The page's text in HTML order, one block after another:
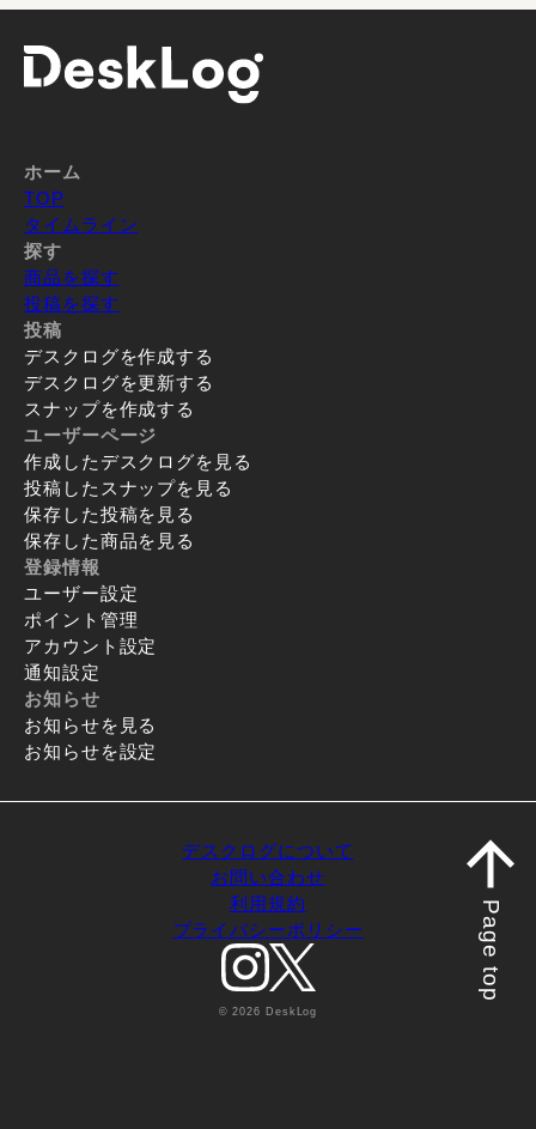
ホーム
TOP
タイムライン
探す
商品を探す
投稿を探す
投稿
デスクログを作成する
デスクログを更新する
スナップを作成する
ユーザーページ
作成したデスクログを見る
投稿したスナップを見る
保存した投稿を見る
保存した商品を見る
登録情報
ユーザー設定
ポイント管理
アカウント設定
通知設定
お知らせ
お知らせを見る
お知らせを設定
デスクログについて
お問い合わせ
利用規約
プライバシーポリシー
© 2026 DeskLog
Page top